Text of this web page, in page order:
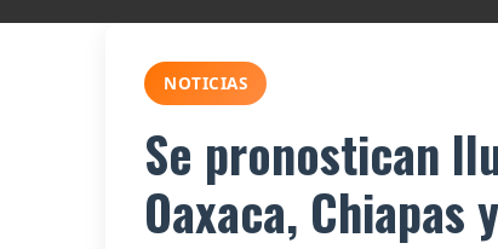
NOTICIAS
Se pronostican
Oaxaca, Chiapas